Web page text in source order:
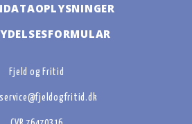
Fjeld og Fritid